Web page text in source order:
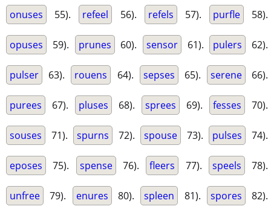
onuses 55). refeel 56). refels 57). purfle 58).
opuses 59). prunes 60). sensor 61). pulers 62).
pulser 63). rouens 64). sepses 65). serene 66).
purees 67). pluses 68). sprees 69). fesses 70).
souses 71). spurns 72). spouse 73). pulses 74).
eposes 75). spense 76). fleers 77). speels 78).
unfree 79). enures 80). spleen 81). spores 82).